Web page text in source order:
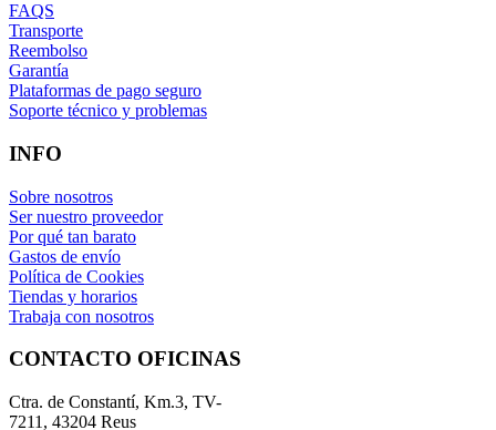
FAQS
Transporte
Reembolso
Garantía
Plataformas de pago seguro
Soporte técnico y problemas
INFO
Sobre nosotros
Ser nuestro proveedor
Por qué tan barato
Gastos de envío
Política de Cookies
Tiendas y horarios
Trabaja con nosotros
CONTACTO OFICINAS
Ctra. de Constantí, Km.3, TV-
7211, 43204 Reus